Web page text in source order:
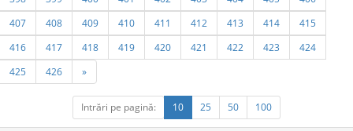
407
408 409 410 411 412 413 414
415
416
417 418 419 420 421 422 423
424
425
426 »
Intrări pe pagină: 10 25 50 100